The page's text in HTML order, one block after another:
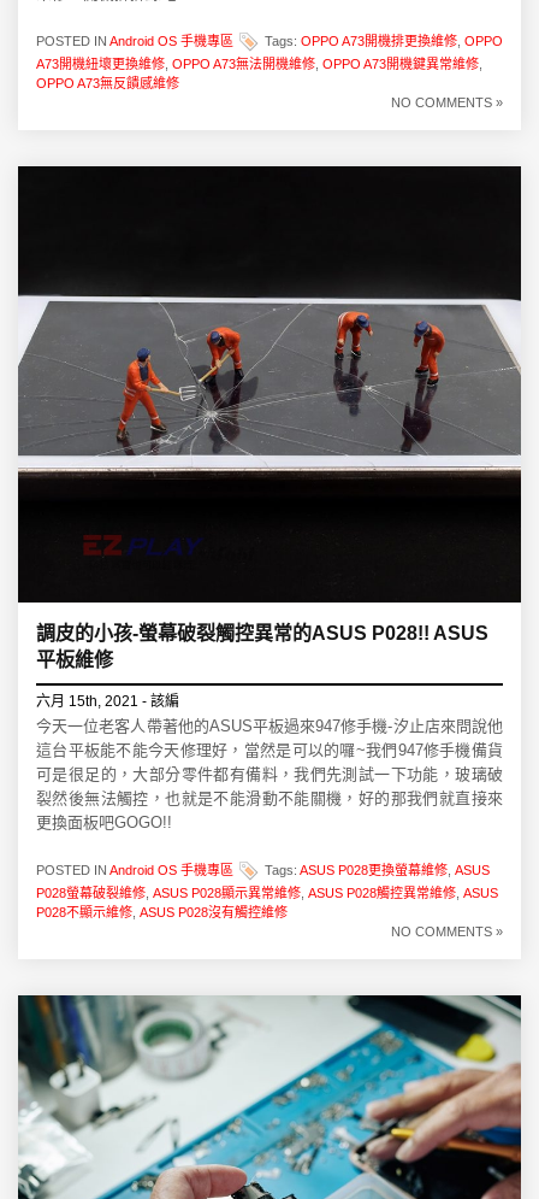
POSTED IN Android OS 手機專區 Tags: OPPO A73開機排更換維修 OPPO
A73開機紐壞更換維修 OPPO A73無法開機維修 OPPO A73開機鍵異常維修
OPPO A73無反饋感維修
NO COMMENTS »
調皮的小孩-螢幕破裂觸控異常的ASUS P028!! ASUS
平板維修
六月 15th, 2021 - 該編
今天一位老客人帶著他的ASUS平板過來947修手機-汐止店來問說他
這台平板能不能今天修理好，當然是可以的囉~我們947修手機備貨
可是很足的，大部分零件都有備料，我們先測試一下功能，玻璃破
裂然後無法觸控，也就是不能滑動不能關機，好的那我們就直接來
更換面板吧GOGO!!
POSTED IN Android OS 手機專區 Tags: ASUS P028更換螢幕維修 ASUS
P028螢幕破裂維修 ASUS P028顯示異常維修 ASUS P028觸控異常維修 ASUS
P028不顯示維修 ASUS P028沒有觸控維修
NO COMMENTS »